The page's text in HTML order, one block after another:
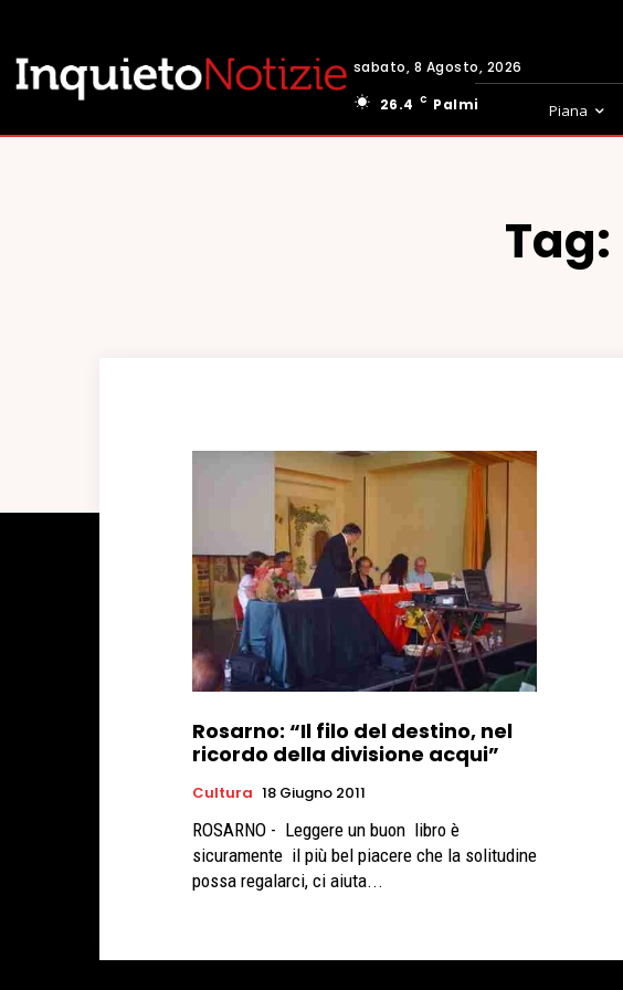
sabato, 8 Agosto, 2026
26.4
C Palmi Piana
Tag:
Rosarno: “Il filo del destino, nel
ricordo della divisione acqui”
Cultura 18 Giugno 2011
ROSARNO - Leggere un buon libro è
sicuramente il più bel piacere che la solitudine
possa regalarci, ci aiuta...